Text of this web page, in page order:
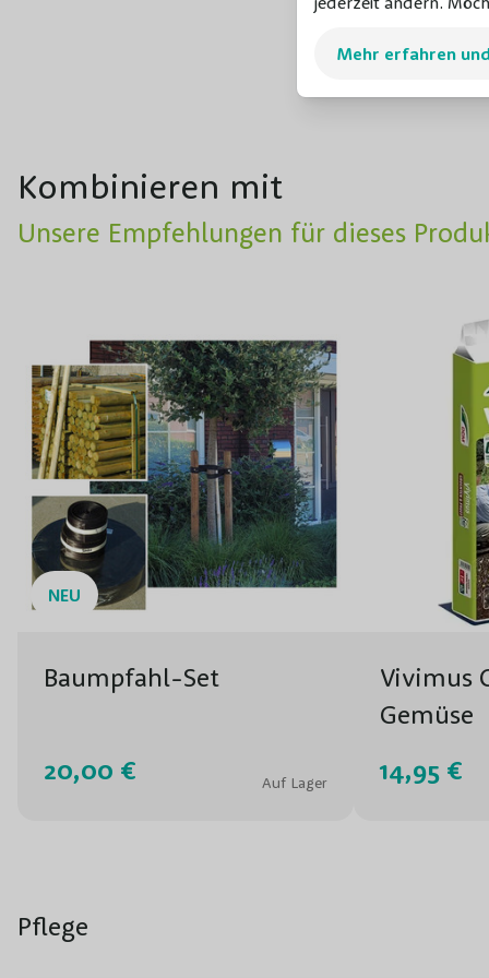
Mehr erfahren
Kombinieren mit
Unsere Empfehlungen für dieses
NEU
Baumpfahl-Set
20,00 € Auf Lager
Vivimus
Gemüse
14,95 €
Pflege